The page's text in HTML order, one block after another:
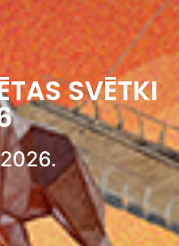
SVĒTKI